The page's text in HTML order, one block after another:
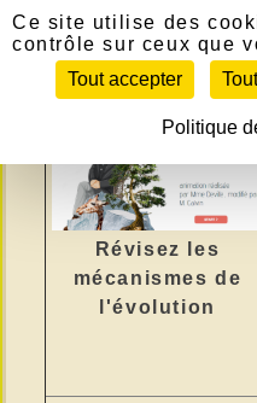
LES
TROISIÈME
Révisez les
mécanismes de
l'évolution
Panneau de gestion des
Ce site utilise des
contrôle sur ceux que
Tout accepter
Politique